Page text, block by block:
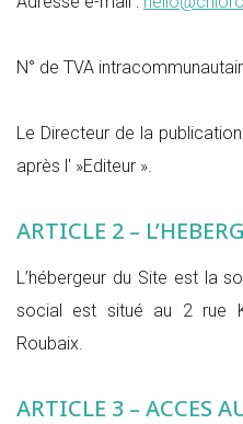
N° de TVA
Le Directeur de la
après l' »Editeur ».
ARTICLE 2 –
L’hébergeur du Site est la
social est situé au 2 rue
Roubaix.
ARTICLE 3 – ACCES